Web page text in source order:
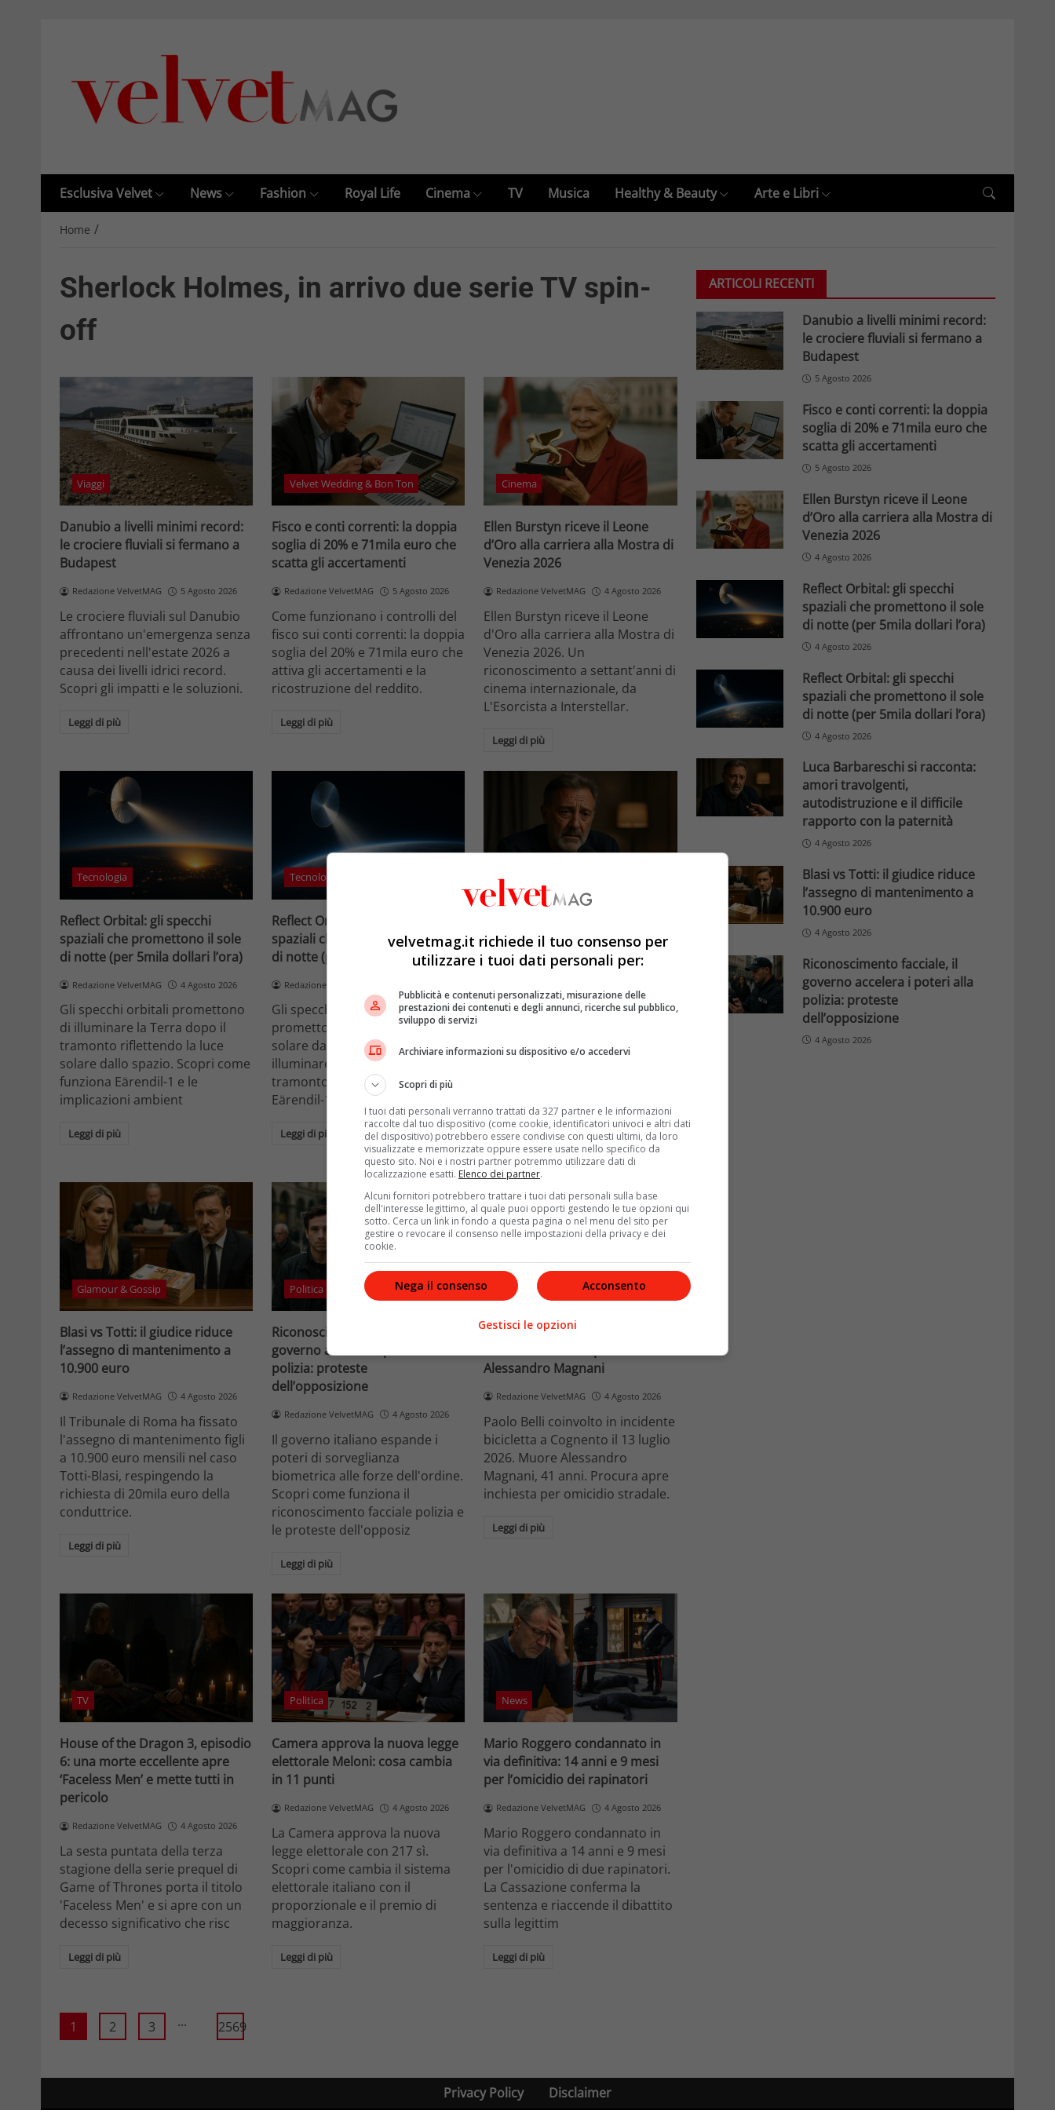
Esclusiva Velvet News Fashion Royal Life Cinema TV Musica Healthy & Beauty Arte e Libri
Home /
Sherlock Holmes, in arrivo due serie TV spin-
off
Viaggi
Danubio a livelli minimi record:
le crociere fluviali si fermano a
Budapest
Redazione VelvetMAG 5 Agosto 2026
Le crociere fluviali sul Danubio
affrontano un'emergenza senza
precedenti nell'estate 2026 a
causa dei livelli idrici record.
Scopri gli impatti e le soluzioni.
Leggi di più
Velvet Wedding & Bon Ton
Fisco e conti correnti: la doppia
soglia di 20% e 71mila euro che
scatta gli accertamenti
Redazione VelvetMAG 5 Agosto 2026
Come funzionano i controlli del
fisco sui conti correnti: la doppia
soglia del 20% e 71mila euro che
attiva gli accertamenti e la
ricostruzione del reddito.
Leggi di più
Cinema
Ellen Burstyn riceve il Leone
d’Oro alla carriera alla Mostra di
Venezia 2026
Redazione VelvetMAG 4 Agosto 2026
Ellen Burstyn riceve il Leone
d'Oro alla carriera alla Mostra di
Venezia 2026. Un
riconoscimento a settant'anni di
cinema internazionale, da
L'Esorcista a Interstellar.
Leggi di più
Tecnologia
Reflect Orbital: gli specchi
spaziali che promettono il sole
di notte (per 5mila dollari l’ora)
Redazione VelvetMAG 4 Agosto 2026
Gli specchi orbitali promettono
di illuminare la Terra dopo il
tramonto riflettendo la luce
solare dallo spazio. Scopri come
funziona Eärendil-1 e le
implicazioni ambient
Leggi di più
Tecnologia
Reflect Orbital: gli specchi
spaziali che promettono il sole
di notte (per 5mila dollari l’ora)
Redazione VelvetMAG
Gli specchi orbitali spaziali
promettono di riflettere la luce
solare dallo spazio per
illuminare la Terra dopo il
tramonto. Scopri come funziona
Eärendil-1 e le implicaz
Leggi di più
Esclusiva Velvet
amori travolgenti,
autodistruzione e il difficile
rapporto con la paternità
Redazione VelvetMAG 4 Agosto 2026
70 anni in un'intervista intima:
rapporto con la paternità
Leggi di più
Glamour & Gossip
Blasi vs Totti: il giudice riduce
l’assegno di mantenimento a
10.900 euro
Redazione VelvetMAG 4 Agosto 2026
Il Tribunale di Roma ha fissato
l'assegno di mantenimento figli
a 10.900 euro mensili nel caso
Totti-Blasi, respingendo la
richiesta di 20mila euro della
conduttrice.
Leggi di più
Politica
Riconoscimento facciale, il
governo accelera i poteri alla
polizia: proteste
dell’opposizione
Redazione VelvetMAG 4 Agosto 2026
Il governo italiano espande i
poteri di sorveglianza
biometrica alle forze dell'ordine.
Scopri come funziona il
riconoscimento facciale polizia e
le proteste dell'opposiz
Leggi di più
News
Paolo Belli, tragico incidente in
Alessandro Magnani
Redazione VelvetMAG 4 Agosto 2026
Paolo Belli coinvolto in incidente
bicicletta a Cognento il 13 luglio
2026. Muore Alessandro
Magnani, 41 anni. Procura apre
inchiesta per omicidio stradale.
Leggi di più
TV
House of the Dragon 3, episodio
6: una morte eccellente apre
‘Faceless Men’ e mette tutti in
pericolo
Redazione VelvetMAG 4 Agosto 2026
La sesta puntata della terza
stagione della serie prequel di
Game of Thrones porta il titolo
'Faceless Men' e si apre con un
decesso significativo che risc
Leggi di più
Politica
Camera approva la nuova legge
elettorale Meloni: cosa cambia
in 11 punti
Redazione VelvetMAG 4 Agosto 2026
La Camera approva la nuova
legge elettorale con 217 sì.
Scopri come cambia il sistema
elettorale italiano con il
proporzionale e il premio di
maggioranza.
Leggi di più
News
Mario Roggero condannato in
via definitiva: 14 anni e 9 mesi
per l’omicidio dei rapinatori
Redazione VelvetMAG 4 Agosto 2026
Mario Roggero condannato in
via definitiva a 14 anni e 9 mesi
per l'omicidio di due rapinatori.
La Cassazione conferma la
sentenza e riaccende il dibattito
sulla legittim
Leggi di più
1 2 3 ... 2569
ARTICOLI RECENTI
Danubio a livelli minimi record:
le crociere fluviali si fermano a
Budapest
5 Agosto 2026
Fisco e conti correnti: la doppia
soglia di 20% e 71mila euro che
scatta gli accertamenti
5 Agosto 2026
Ellen Burstyn riceve il Leone
d’Oro alla carriera alla Mostra di
Venezia 2026
4 Agosto 2026
Reflect Orbital: gli specchi
spaziali che promettono il sole
di notte (per 5mila dollari l’ora)
4 Agosto 2026
Reflect Orbital: gli specchi
spaziali che promettono il sole
di notte (per 5mila dollari l’ora)
4 Agosto 2026
Luca Barbareschi si racconta:
amori travolgenti,
autodistruzione e il difficile
rapporto con la paternità
4 Agosto 2026
Blasi vs Totti: il giudice riduce
l’assegno di mantenimento a
10.900 euro
4 Agosto 2026
Riconoscimento facciale, il
governo accelera i poteri alla
polizia: proteste
dell’opposizione
4 Agosto 2026
Privacy Policy Disclaimer
velvetmag.it richiede il tuo consenso per
utilizzare i tuoi dati personali per:
Pubblicità e contenuti personalizzati, misurazione delle
prestazioni dei contenuti e degli annunci, ricerche sul pubblico,
sviluppo di servizi
Archiviare informazioni su dispositivo e/o accedervi
Scopri di più
I tuoi dati personali verranno trattati da 327 partner e le informazioni
raccolte dal tuo dispositivo (come cookie, identificatori univoci e altri dati
del dispositivo) potrebbero essere condivise con questi ultimi, da loro
visualizzate e memorizzate oppure essere usate nello specifico da
questo sito. Noi e i nostri partner potremmo utilizzare dati di
localizzazione esatti. Elenco dei partner.
Alcuni fornitori potrebbero trattare i tuoi dati personali sulla base
dell'interesse legittimo, al quale puoi opporti gestendo le tue opzioni qui
sotto. Cerca un link in fondo a questa pagina o nel menu del sito per
gestire o revocare il consenso nelle impostazioni della privacy e dei
cookie.
Acconsento
Nega il consenso
Gestisci le opzioni